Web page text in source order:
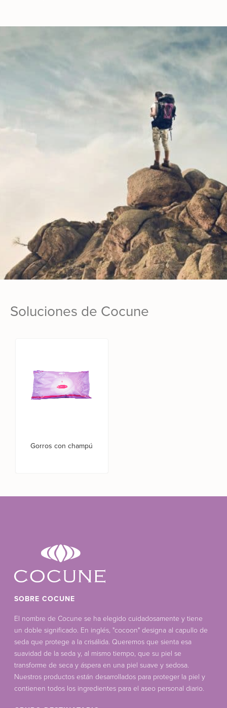
Soluciones de Cocune
Gorros con champú
SOBRE COCUNE
El nombre de Cocune se ha elegido cuidadosamente y tiene
un doble significado. En inglés, "cocoon" designa al capullo de
seda que protege a la crisálida. Queremos que sienta esa
suavidad de la seda y, al mismo tiempo, que su piel se
transforme de seca y áspera en una piel suave y sedosa.
Nuestros productos están desarrollados para proteger la piel y
contienen todos los ingredientes para el aseo personal diario.